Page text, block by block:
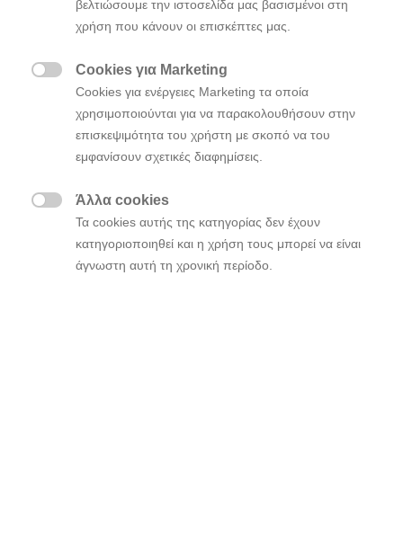
βελτιώσουμε την ιστοσελίδα μας βασισμένοι στη
χρήση που κάνουν οι επισκέπτες μας.
Cookies για Marketing
Cookies για ενέργειες Marketing τα οποία
χρησιμοποιούνται για να παρακολουθήσουν στην
επισκεψιμότητα του χρήστη με σκοπό να του
εμφανίσουν σχετικές διαφημίσεις.
Άλλα cookies
Τα cookies αυτής της κατηγορίας δεν έχουν
κατηγοριοποιηθεί και η χρήση τους μπορεί να είναι
άγνωστη αυτή τη χρονική περίοδο.
Μοντέλα
Επιλέγοντας Νέο